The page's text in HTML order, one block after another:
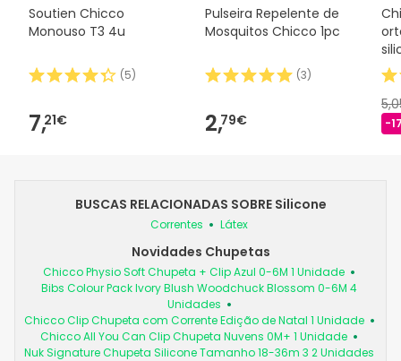
Soutien Chicco
Monouso T3 4u
(5)
7,21€
Pulseira Repelente de
Mosquitos Chicco 1pc
(3)
2,79€ -
BUSCAS RELACIONADAS SOBRE Silicone
Correntes Látex
Novidades Chupetas
Chicco Physio Soft Chupeta + Clip Azul 0-6M 1 Unidade
Bibs Colour Pack Ivory Blush Woodchuck Blossom 0-6M 4
Unidades
Chicco Clip Chupeta com Corrente Edição de Natal 1 Unidade
Chicco All You Can Clip Chupeta Nuvens 0M+ 1 Unidade
Nuk Signature Chupeta Silicone Tamanho 18-36m 3 2 Unidades